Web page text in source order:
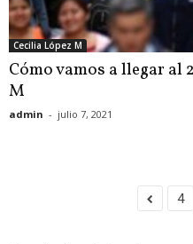
Cecilia López M
Cómo vamos a llegar al
M
admin - julio 7, 2021
4